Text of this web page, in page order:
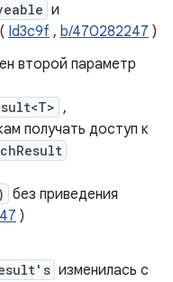
и
Id3c9f , b/470282247 )
второй параметр
,
получать доступ к
без приведения
)
изменилась с